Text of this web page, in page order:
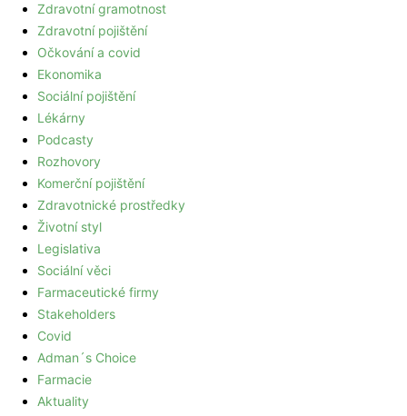
Zdravotní gramotnost
Zdravotní pojištění
Očkování a covid
Ekonomika
Sociální pojištění
Lékárny
Podcasty
Rozhovory
Komerční pojištění
Zdravotnické prostředky
Životní styl
Legislativa
Sociální věci
Farmaceutické firmy
Stakeholders
Covid
Adman´s Choice
Farmacie
Aktuality